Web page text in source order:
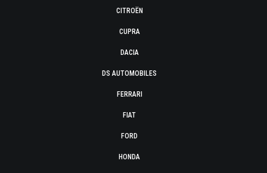
CITROËN
CUPRA
DACIA
DS AUTOMOBILES
FERRARI
FIAT
FORD
HONDA